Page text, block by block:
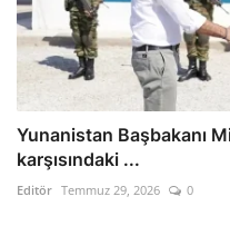
Yunanistan Başbakanı
karşısındaki ...
Editör Temmuz 29, 2026 0